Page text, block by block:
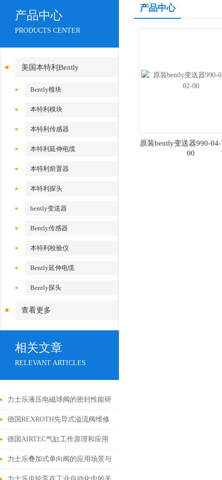
产品中心
PRODUCTS CENTER
美国本特利Bently
Bently模块
本特利模块
本特利传感器
本特利延伸电缆
本特利前置器
本特利探头
bently变送器
Bently传感器
本特利校验仪
Bently延伸电缆
Bently探头
查看更多
相关文章
RELEVANT ARTICLES
力士乐液压电磁球阀的密封性能研
究
德国REXROTH先导式溢流阀维修
和保养指南
德国AIRTEC气缸工作原理和应用
行业
力士乐叠加式单向阀的应用场景与
技术解析
产品中心
原装bently变送器990-
00